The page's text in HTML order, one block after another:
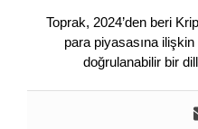
Toprak, 2024’den beri
para piyasasına
doğrulanabilir bir